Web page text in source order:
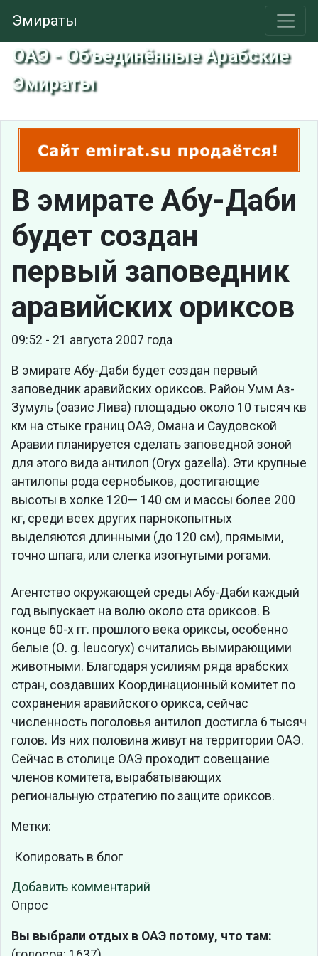
Эмираты
ОАЭ - Объединённые Арабские
Эмираты
В эмирате Абу-Даби
будет создан
первый заповедник
аравийских ориксов
09:52 - 21 августа 2007 года
В эмирате Абу-Даби будет создан первый
заповедник аравийских ориксов. Район Умм Аз-
Зумуль (оазис Лива) площадью около 10 тысяч кв
км на стыке границ ОАЭ, Омана и Саудовской
Аравии планируется сделать заповедной зоной
для этого вида антилоп (Oryx gazella). Эти крупные
антилопы рода сернобыков, достигающие
высоты в холке 120— 140 см и массы более 200
кг, среди всех других парнокопытных
выделяются длинными (до 120 см), прямыми,
точно шпага, или слегка изогнутыми рогами.
Агентство окружающей среды Абу-Даби каждый
год выпускает на волю около ста ориксов. В
конце 60-х гг. прошлого века ориксы, особенно
белые (О. g. leucoryx) считались вымирающими
животными. Благодаря усилиям ряда арабских
стран, создавших Координационный комитет по
сохранения аравийского орикса, сейчас
численность поголовья антилоп достигла 6 тысяч
голов. Из них половина живут на территории ОАЭ.
Сейчас в столице ОАЭ проходит совещание
членов комитета, вырабатывающих
региональную стратегию по защите ориксов.
Метки:
Копировать в блог
Добавить комментарий
Опрос
Вы выбрали отдых в ОАЭ потому, что там: